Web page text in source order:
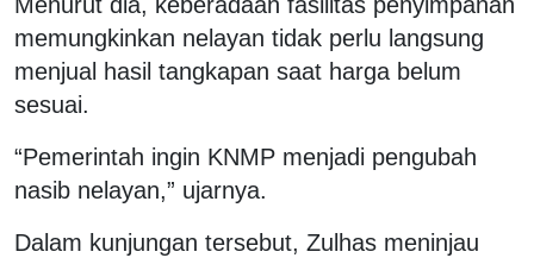
memungkinkan nelayan tidak perlu langsung
menjual hasil tangkapan saat harga belum
sesuai.
“Pemerintah ingin KNMP menjadi pengubah
nasib nelayan,” ujarnya.
Dalam kunjungan tersebut, Zulhas meninjau